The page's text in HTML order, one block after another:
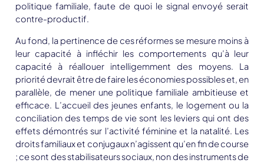
politique familiale, faute de quoi le signal envoyé serait
contre-productif.
Au fond, la pertinence de ces réformes se mesure moins à
leur capacité à infléchir les comportements qu’à leur
capacité à réallouer intelligemment des moyens. La
priorité devrait être de faire les économies possibles et, en
parallèle, de mener une politique familiale ambitieuse et
efficace. L’accueil des jeunes enfants, le logement ou la
conciliation des temps de vie sont les leviers qui ont des
effets démontrés sur l’activité féminine et la natalité. Les
droits familiaux et conjugaux n’agissent qu’en fin de course
; ce sont des stabilisateurs sociaux, non des instruments de